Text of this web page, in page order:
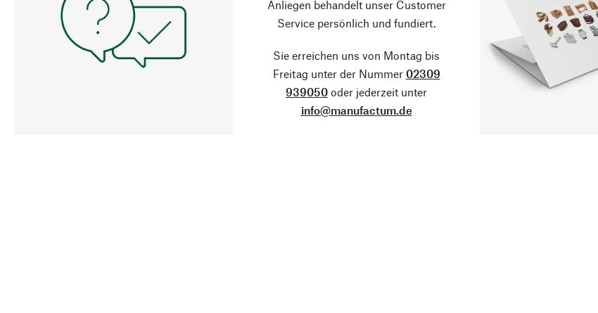
Anliegen behandelt unser Customer
Service persönlich und fundiert.
Sie erreichen uns von Montag bis
Freitag unter der Nummer 02309
939050 oder jederzeit unter
info@manufactum.de